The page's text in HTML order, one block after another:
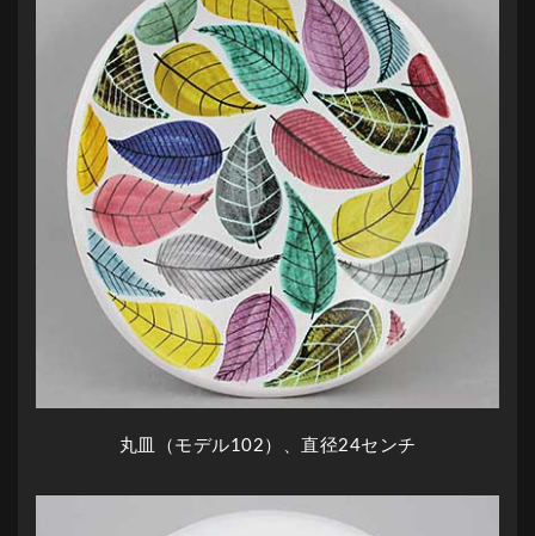
丸皿（モデル102）、直径24センチ